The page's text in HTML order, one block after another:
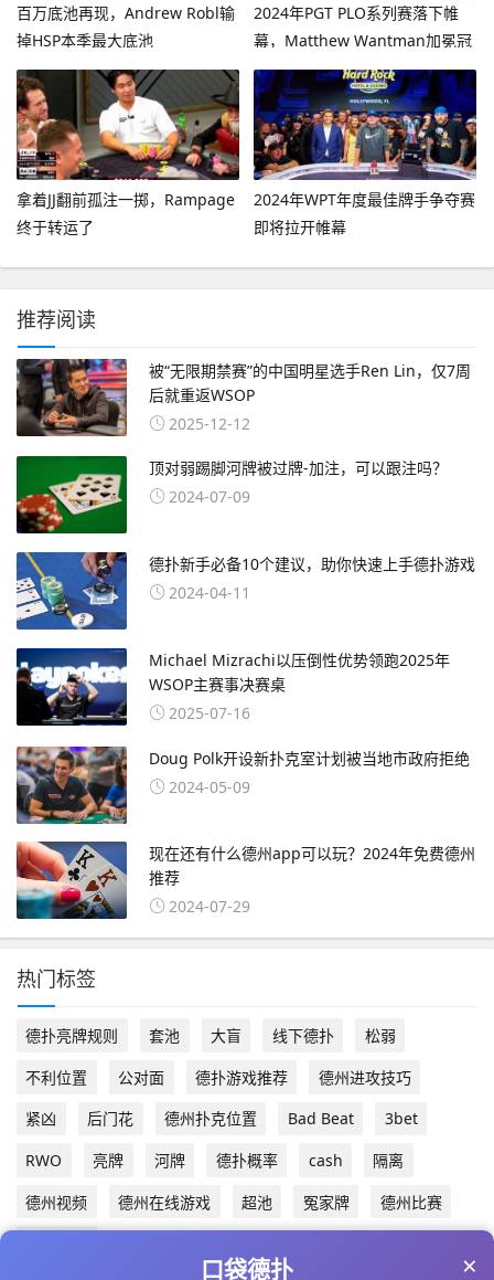
百万底池再现，Andrew Robl输
掉HSP本季最大底池
2024年PGT PLO系列赛落下帷
幕，Matthew Wantman加冕冠
军
拿着JJ翻前孤注一掷，Rampage
终于转运了
2024年WPT年度最佳牌手争夺赛
即将拉开帷幕
推荐阅读
被“无限期禁赛”的中国明星选手Ren Lin，仅7周
后就重返WSOP
2025-12-12
顶对弱踢脚河牌被过牌-加注，可以跟注吗？
2024-07-09
德扑新手必备10个建议，助你快速上手德扑游戏
2024-04-11
Michael Mizrachi以压倒性优势领跑2025年
WSOP主赛事决赛桌
2025-07-16
Doug Polk开设新扑克室计划被当地市政府拒绝
2024-05-09
现在还有什么德州app可以玩？2024年免费德州
推荐
2024-07-29
热门标签
德扑亮牌规则 套池 大盲 线下德扑
松弱
不利位置
公对面 德扑游戏推荐
德州进攻技巧
紧凶
后门花 德州扑克位置 Bad Beat
3bet
RWO
亮牌 河牌 德扑概率 cash
隔离
德州视频
德州在线游戏 超池 冤家牌
德州比赛
×
口袋德扑